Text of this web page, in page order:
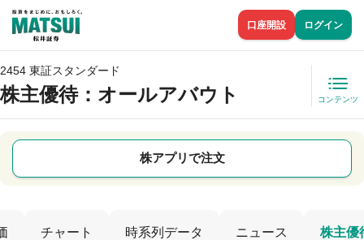
口座開設 ログイン
2454 東証スタンダード
株主優待：オールアバウト コンテンツ
株アプリで注文
チャート 時系列データ ニュース 株主優